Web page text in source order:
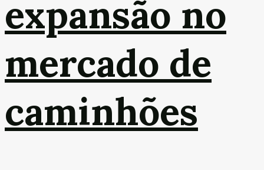
expansão no
mercado de
caminhões